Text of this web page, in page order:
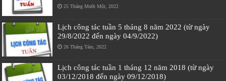
25 Tháng Mười Một, 2022
Lịch công tác tuần 5 tháng 8 năm 2022 (từ ngày
29/8/2022 đến ngày 04/9/2022)
26 Tháng Tám, 2022
Lịch công tác tuần 1 tháng 12 năm 2018 (từ ngày
03/12/2018 đến ngày 09/12/2018)